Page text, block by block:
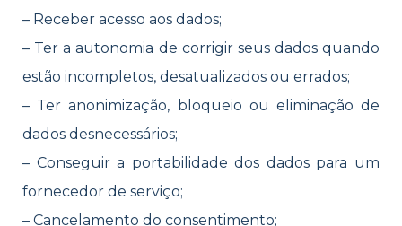
– Receber acesso aos dados;
– Ter a autonomia de corrigir seus dados quando
estão incompletos, desatualizados ou errados;
– Ter anonimização, bloqueio ou eliminação de
dados desnecessários;
– Conseguir a portabilidade dos dados para um
fornecedor de serviço;
– Cancelamento do consentimento;